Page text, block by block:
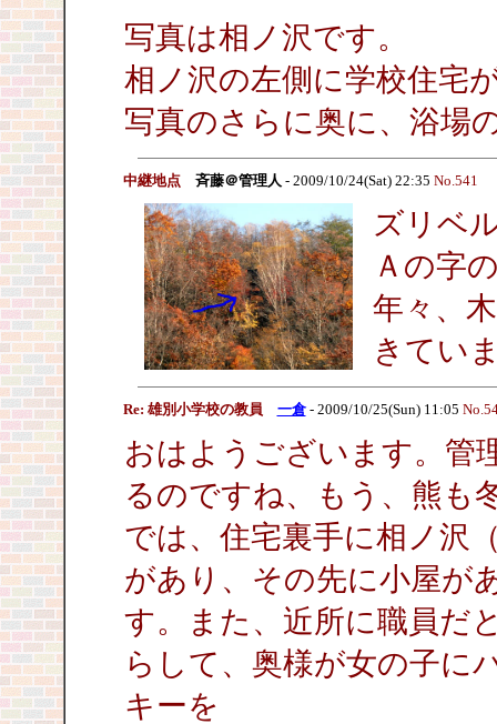
写真は相ノ沢です。
相ノ沢の左側に学校住宅
写真のさらに奥に、浴場
中継地点 斉藤＠管理人 - 2009/10/24(Sat) 22:35 No.541
ズリベ
Ａの字
年々、
きてい
Re: 雄別小学校の教員 一倉- 2009/10/25(Sun) 11:05
おはようございます。管
るのですね、もう、熊も
では、住宅裏手に相ノ沢
があり、その先に小屋が
す。また、近所に職員だ
らして、奥様が女の子に
キーを